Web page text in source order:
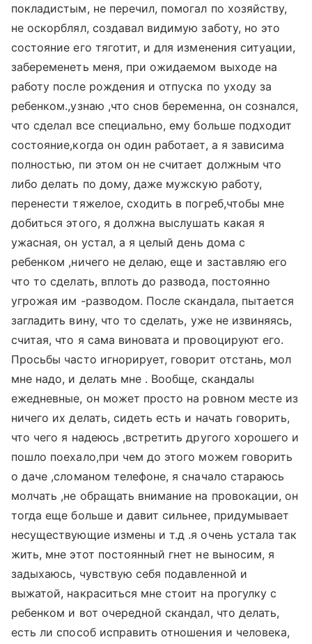
покладистым, не перечил, помогал по хозяйству,
не оскорблял, создавал видимую заботу, но это
состояние его тяготит, и для изменения ситуации,
забеременеть меня, при ожидаемом выходе на
работу после рождения и отпуска по уходу за
ребенком.,узнаю ,что снов беременна, он сознался,
что сделал все специально, ему больше подходит
состояние,когда он один работает, а я зависима
полностью, пи этом он не считает должным что
либо делать по дому, даже мужскую работу,
перенести тяжелое, сходить в погреб,чтобы мне
добиться этого, я должна выслушать какая я
ужасная, он устал, а я целый день дома с
ребенком ,ничего не делаю, еще и заставляю его
что то сделать, вплоть до развода, постоянно
угрожая им -разводом. После скандала, пытается
загладить вину, что то сделать, уже не извиняясь,
считая, что я сама виновата и провоцируют его.
Просьбы часто игнорирует, говорит отстань, мол
мне надо, и делать мне . Вообще, скандалы
ежедневные, он может просто на ровном месте из
ничего их делать, сидеть есть и начать говорить,
что чего я надеюсь ,встретить другого хорошего и
пошло поехало,при чем до этого можем говорить
о даче ,сломаном телефоне, я сначало стараюсь
молчать ,не обращать внимание на провокации, он
тогда еще больше и давит сильнее, придумывает
несуществующие измены и т.д .я очень устала так
жить, мне этот постоянный гнет не выносим, я
задыхаюсь, чувствую себя подавленной и
выжатой, накраситься мне стоит на прогулку с
ребенком и вот очередной скандал, что делать,
есть ли способ исправить отношения и человека,